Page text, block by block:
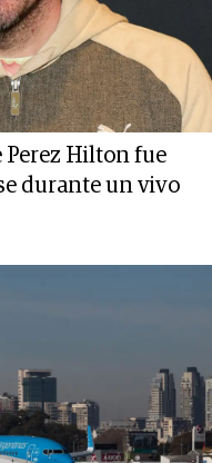
Perez Hilton fue
durante un vivo